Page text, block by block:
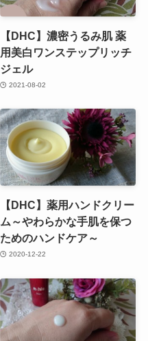
【DHC】濃密うるみ肌 薬
用美白ワンステップリッチ
ジェル
2021-08-02
【DHC】薬用ハンドクリー
ム～やわらかな手肌を保つ
ためのハンドケア～
2020-12-22